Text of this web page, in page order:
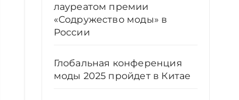
лауреатом премии
«Содружество моды» в
России
Глобальная конференция
моды 2025 пройдет в Китае